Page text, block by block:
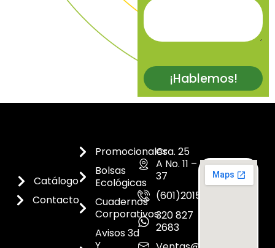
¡Hablemos!
Catálogo
Contacto
Promocionales
Bolsas
Ecológicas
Cuadernos
Corporativos
Avisos 3d
Cra. 25
A No. 11 –
37
(601)2015300
320 827
2683